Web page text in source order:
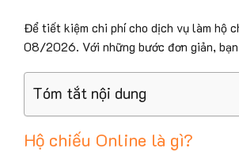
Để tiết kiệm chi phí cho dịch vụ làm hộ
08/2026. Với những bước đơn giản,
Tóm tắt nội dung
Hộ chiếu Online là gì?